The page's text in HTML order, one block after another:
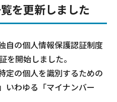
を更新しました
自の個人情報保護認証制度
を開始しました。
定の個人を識別するための
いわゆる「マイナンバー